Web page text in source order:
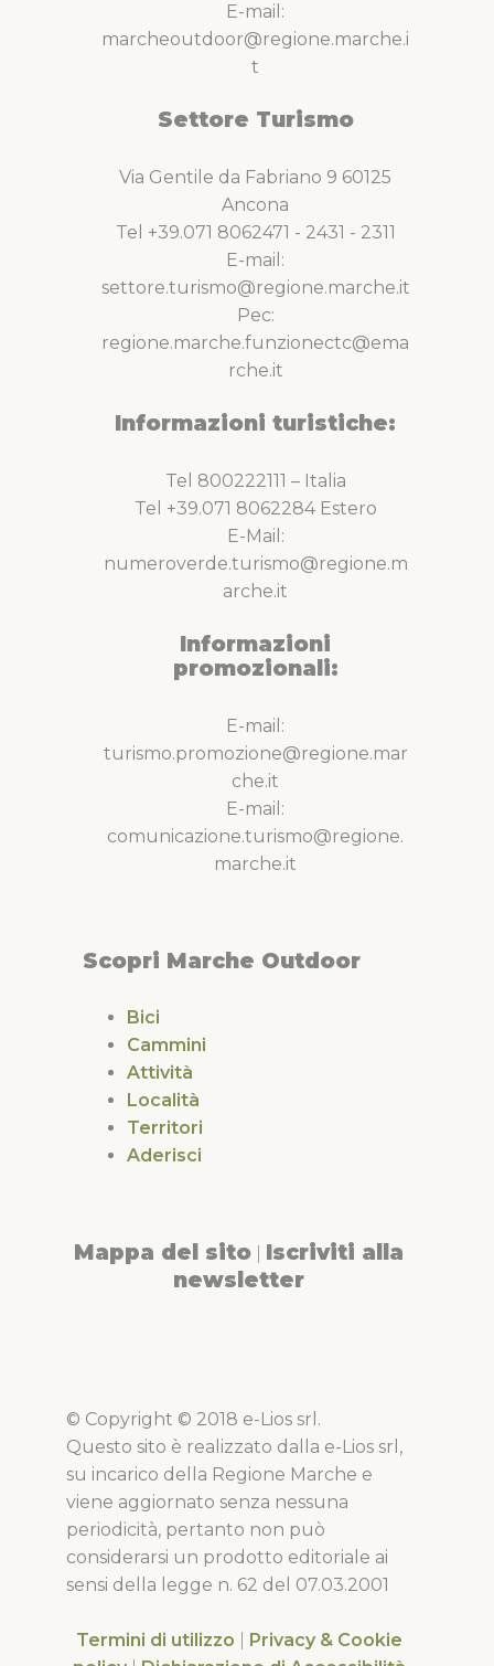
E-mail:
marcheoutdoor@regione.marche.i
t
Settore Turismo
Via Gentile da Fabriano 9 60125
Ancona
Tel +39.071 8062471 - 2431 - 2311
E-mail:
settore.turismo@regione.marche.it
Pec:
regione.marche.funzionectc@ema
rche.it
Informazioni turistiche:
Tel 800222111 – Italia
Tel +39.071 8062284 Estero
E-Mail:
numeroverde.turismo@regione.m
arche.it
Informazioni
promozionali:
E-mail:
turismo.promozione@regione.mar
che.it
E-mail:
comunicazione.turismo@regione.
marche.it
Scopri Marche Outdoor
Bici
Cammini
Attività
Località
Territori
Aderisci
Mappa del sito Iscriviti alla
newsletter
© Copyright © 2018 e-Lios srl.
Questo sito è realizzato dalla e-Lios srl,
su incarico della Regione Marche e
viene aggiornato senza nessuna
periodicità, pertanto non può
considerarsi un prodotto editoriale ai
sensi della legge n. 62 del 07.03.2001
Termini di utilizzo
Privacy & Cookie